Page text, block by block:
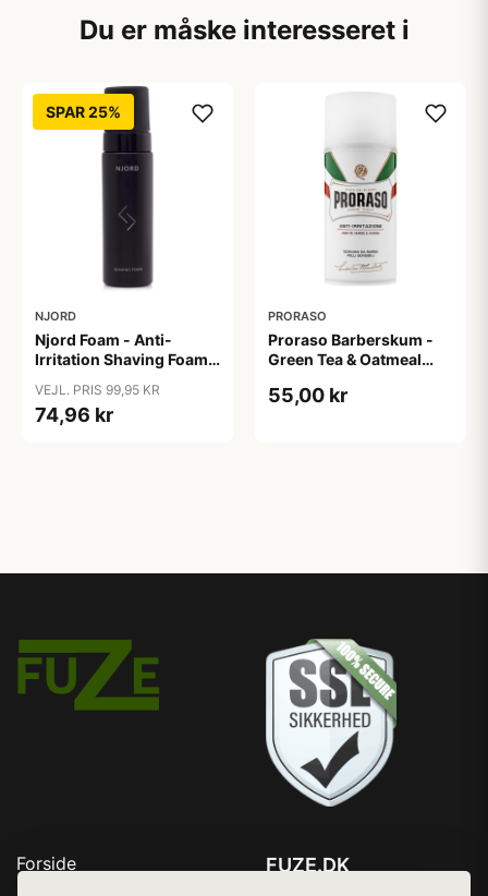
Du er måske interesseret i
SPAR 25%
NJORD
Njord Foam - Anti-
Irritation Shaving Foam
VEJL. PRIS 99,95 KR
74,96 kr
PRORASO
Proraso Barberskum -
Green Tea & Oatmeal
55,00 kr
Forside
FUZE.DK